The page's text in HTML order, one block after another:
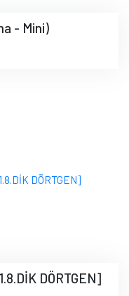
- Mini)
DÖRTGEN]